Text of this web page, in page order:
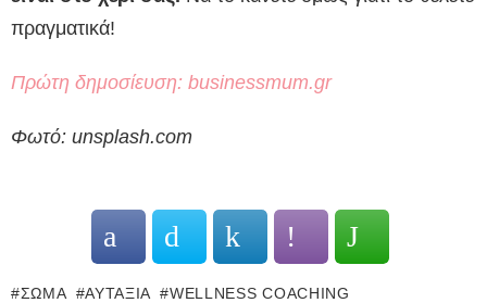
πραγματικά!
Πρώτη δημοσίευση: businessmum.gr
Φωτό: unsplash.com
ΣΏΜΑ ΑΥΤΑΞΊΑ
WELLNESS COACHING